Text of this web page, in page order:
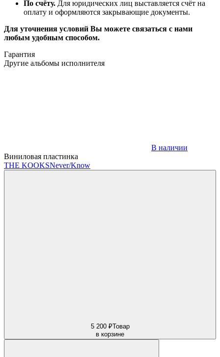
По счёту. Для юридических лиц выставляется счёт на
оплату и оформляются закрывающие документы.
Для уточнения условий Вы можете связаться с нами
любым удобным способом.
Гарантия
Другие альбомы исполнителя
В наличии
Виниловая пластинка
THE KOOKSNever/Know
5 200 ₽Товар
в корзине